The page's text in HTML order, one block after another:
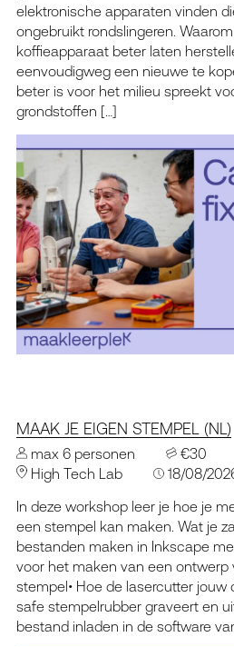
elektronische apparaten vinden
ongebruikt rondslingeren.
koffieapparaat beter laten
eenvoudigweg een nieuwe te
beter is voor het milieu spreekt
grondstoffen […]
MAAK JE EIGEN STEMPEL (NL)
max 6 personen
€30
High Tech Lab
18/08/
In deze workshop leer je hoe je
een stempel kan maken. Wat je
bestanden maken in Inkscape
voor het maken van een ontwerp
stempel• Hoe de lasercutter jouw
safe stempelrubber graveert en
bestand inladen in de software